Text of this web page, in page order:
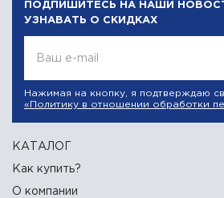
ПОДПИШИТЕСЬ НА НАШИ
УЗНАВАТЬ О СКИДКАХ
Ваш e-mail
Нажимая на кнопку, я подтверждаю
«Политику в отношении обработки
КАТАЛОГ
Как купить?
О компании